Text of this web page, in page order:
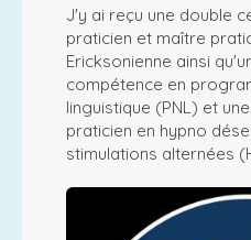
J'y ai reçu une double
praticien et maître
Ericksonienne ainsi
compétence en
linguistique (PNL) et
praticien en hypno
stimulations alternées